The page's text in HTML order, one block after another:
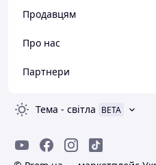
Продавцям
Про нас
Партнери
Тема - світла BETA